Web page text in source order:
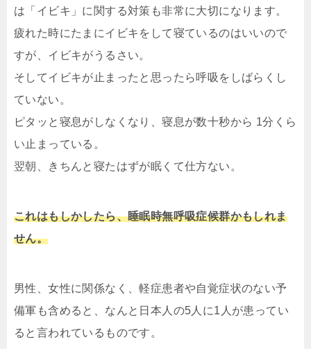
は「イビキ」に関する対策も非常に大切になります。
疲れた時にたまにイビキをして寝ているのはいいので
すが、イビキがうるさい。
そしてイビキが止まったと思ったら呼吸をしばらくし
ていない。
ピタッと寝息がしなくなり、寝息が数十秒から 1分くら
い止まっている。
翌朝、きちんと寝たはずが眠くて仕方ない。
これはもしかしたら、睡眠時無呼吸症候群かもしれま
せん。
男性、女性に関係なく、軽症患者や自覚症状のない予
備軍も含めると、なんと日本人の5人に1人が患ってい
ると言われているものです。